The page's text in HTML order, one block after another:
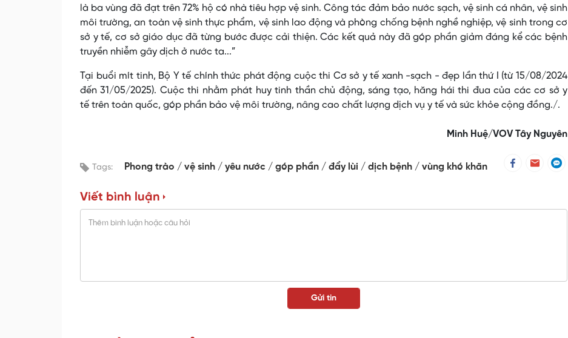
là ba vùng đã đạt trên 72% hộ có nhà tiêu hợp vệ sinh. Công tác đảm bảo nước sạch, vệ sinh cá nhân, vệ sinh
môi trường, an toàn vệ sinh thực phẩm, vệ sinh lao động và phòng chống bệnh nghề nghiệp, vệ sinh trong cơ
sở y tế, cơ sở giáo dục đã từng bước được cải thiện. Các kết quả này đã góp phần giảm đáng kể các bệnh
truyền nhiễm gây dịch ở nước ta...”
Tại buổi mít tinh, Bộ Y tế chính thức phát động cuộc thi Cơ sở y tế xanh -sạch - đẹp lần thứ I (từ 15/08/2024
đến 31/05/2025). Cuộc thi nhằm phát huy tinh thần chủ động, sáng tạo, hăng hái thi đua của các cơ sở y
tế trên toàn quốc, góp phần bảo vệ môi trường, nâng cao chất lượng dịch vụ y tế và sức khỏe cộng đồng./.
Minh Huệ/VOV Tây Nguyên
Tags: Phong trào vệ sinh yêu nước góp phần đẩy lùi dịch bệnh vùng khó khăn
Viết bình luận